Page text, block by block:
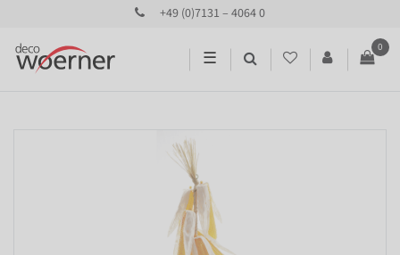
+49 (0)7131 – 4064 0
☰
0